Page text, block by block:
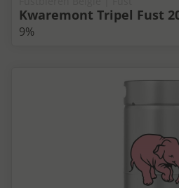
Kwaremont Tripel Fust
9%